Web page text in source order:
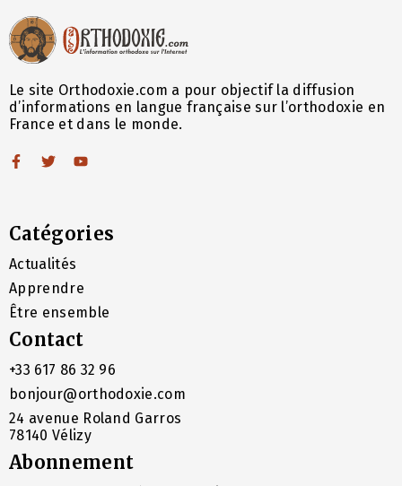
Le site Orthodoxie.com a pour objectif la diffusion
d’informations en langue française sur l’orthodoxie en
France et dans le monde.
Catégories
Actualités
Apprendre
Être ensemble
Contact
+33 617 86 32 96
bonjour@orthodoxie.com
24 avenue Roland Garros
78140 Vélizy
Abonnement